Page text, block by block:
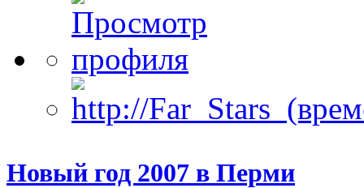
Новый год 2007 в Перми